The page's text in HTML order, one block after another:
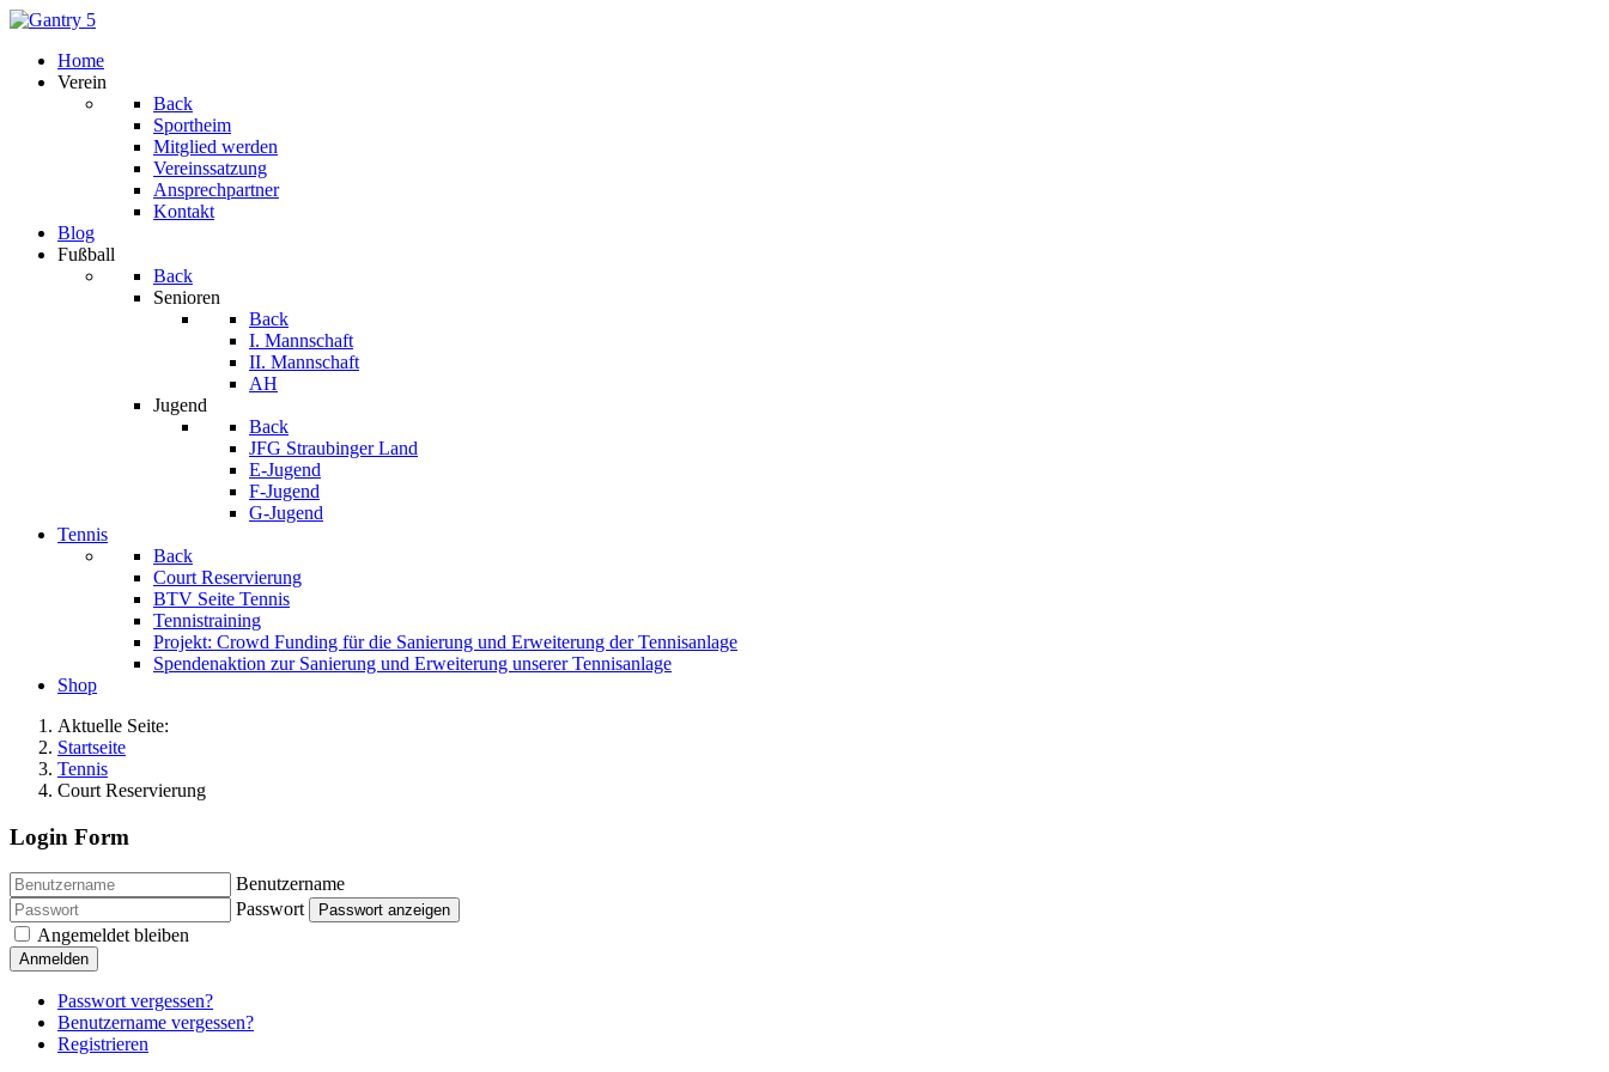
Home
Verein
Back
Sportheim
Mitglied werden
Vereinssatzung
Ansprechpartner
Kontakt
Blog
Fußball
Back
Senioren
Back
I. Mannschaft
II. Mannschaft
AH
Jugend
Back
JFG Straubinger Land
E-Jugend
F-Jugend
G-Jugend
Tennis
Back
Court Reservierung
BTV Seite Tennis
Tennistraining
Projekt: Crowd Funding für die Sanierung und Erweiterung der Tennisanlage
Spendenaktion zur Sanierung und Erweiterung unserer Tennisanlage
Shop
Aktuelle Seite:
Startseite
Tennis
Court Reservierung
Login Form
Benutzername
Passwort
Passwort anzeigen
Angemeldet bleiben
Anmelden
Passwort vergessen?
Benutzername vergessen?
Registrieren